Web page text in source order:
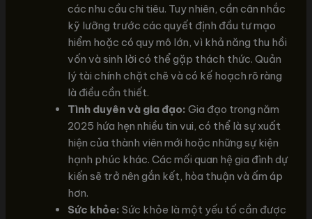
các nhu cầu chi tiêu. Tuy nhiên, cần cân nhắc
kỹ lưỡng trước các quyết định đầu tư mạo
hiểm hoặc có quy mô lớn, vì khả năng thu hồi
vốn và sinh lời có thể gặp thách thức. Quản
lý tài chính chặt chẽ và có kế hoạch rõ ràng
là điều cần thiết.
Tình duyên và gia đạo: Gia đạo trong năm
2025 hứa hẹn nhiều tin vui, có thể là sự xuất
hiện của thành viên mới hoặc những sự kiện
hạnh phúc khác. Các mối quan hệ gia đình dự
kiến sẽ trở nên gắn kết, hòa thuận và ấm áp
hơn.
Sức khỏe: Sức khỏe là một yếu tố cần được